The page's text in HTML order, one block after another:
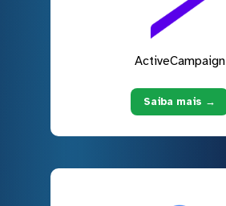
ActiveCampaign
Saiba mais →